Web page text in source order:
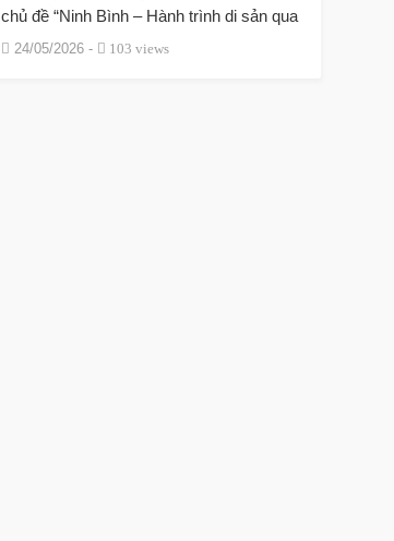
chủ đề “Ninh Bình – Hành trình di sản qua
các thời đại”
24/05/2026 - 103 views